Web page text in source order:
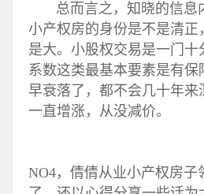
总而言之，知晓的信息
小产权房的身份是不是清正
是大。小股权交易是一门十
系数这类最基本要素是有保
早衰落了，都不会几十年来
一直增涨，从没减价。
NO4，倩倩从业小产权房子